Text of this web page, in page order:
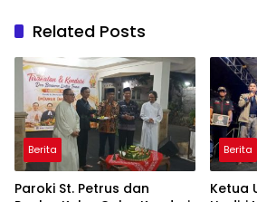
Related Posts
Berita
Paroki St. Petrus dan
Berita
Ketua